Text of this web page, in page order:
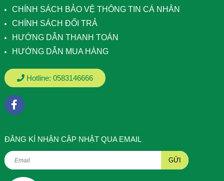
CHÍNH SÁCH BẢO VỆ THÔNG TIN CÁ NHÂN
CHÍNH SÁCH ĐỔI TRẢ
HƯỚNG DẪN THANH TOÁN
HƯỚNG DẪN MUA HÀNG
Hotline: 0583146666
ÐĂNG KÍ NHẬN CẬP NHẬT QUA EMAIL
GỬI